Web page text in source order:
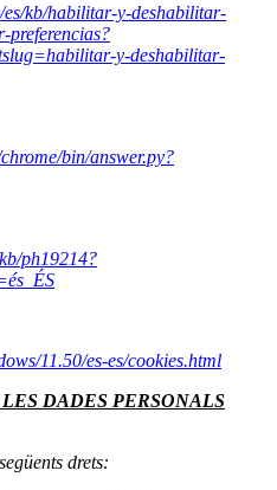
kb/habilitar-y-deshabilitar-
preferencias?
y-deshabilitar-
bin/answer.py?
ph19214?
11.50/es-es/cookies.html
DADES PERSONALS
drets: